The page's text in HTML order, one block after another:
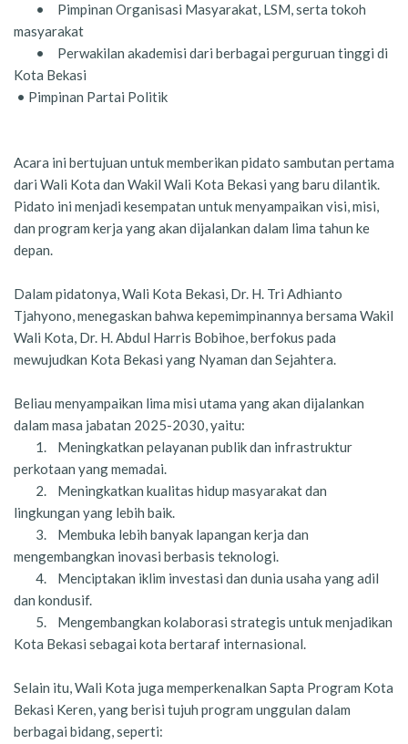
•
Pimpinan Organisasi Masyarakat, LSM, serta tokoh
masyarakat
•
Perwakilan akademisi dari berbagai perguruan tinggi di
Kota Bekasi
• Pimpinan Partai Politik
Acara ini bertujuan untuk memberikan pidato sambutan pertama
dari Wali Kota dan Wakil Wali Kota Bekasi yang baru dilantik.
Pidato ini menjadi kesempatan untuk menyampaikan visi, misi,
dan program kerja yang akan dijalankan dalam lima tahun ke
depan.
Dalam pidatonya, Wali Kota Bekasi, Dr. H. Tri Adhianto
Tjahyono, menegaskan bahwa kepemimpinannya bersama Wakil
Wali Kota, Dr. H. Abdul Harris Bobihoe, berfokus pada
mewujudkan Kota Bekasi yang Nyaman dan Sejahtera.
Beliau menyampaikan lima misi utama yang akan dijalankan
dalam masa jabatan 2025-2030, yaitu:
1.
Meningkatkan pelayanan publik dan infrastruktur
perkotaan yang memadai.
2.
Meningkatkan kualitas hidup masyarakat dan
lingkungan yang lebih baik.
3.
Membuka lebih banyak lapangan kerja dan
mengembangkan inovasi berbasis teknologi.
4.
Menciptakan iklim investasi dan dunia usaha yang adil
dan kondusif.
5.
Mengembangkan kolaborasi strategis untuk menjadikan
Kota Bekasi sebagai kota bertaraf internasional.
Selain itu, Wali Kota juga memperkenalkan Sapta Program Kota
Bekasi Keren, yang berisi tujuh program unggulan dalam
berbagai bidang, seperti: